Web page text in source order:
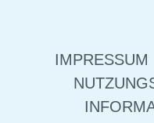
IMPRESSUM